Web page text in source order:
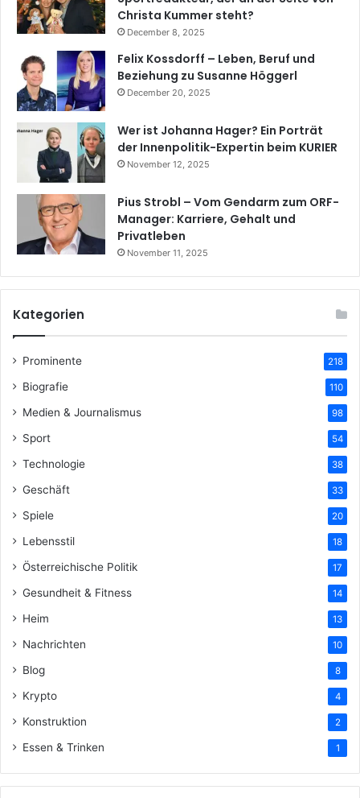
Christa Kummer steht?
December 8, 2025
Felix Kossdorff – Leben, Beruf und
Beziehung zu Susanne Höggerl
December 20, 2025
Wer ist Johanna Hager? Ein Porträt
der Innenpolitik-Expertin beim KURIER
November 12, 2025
Pius Strobl – Vom Gendarm zum ORF-
Manager: Karriere, Gehalt und
Privatleben
November 11, 2025
Kategorien
Prominente 218
Biografie 110
Medien & Journalismus 98
Sport 54
Technologie 38
Geschäft 33
Spiele 20
Lebensstil 18
Österreichische Politik 17
Gesundheit & Fitness 14
Heim 13
Nachrichten 10
Blog 8
Krypto 4
Konstruktion 2
Essen & Trinken 1